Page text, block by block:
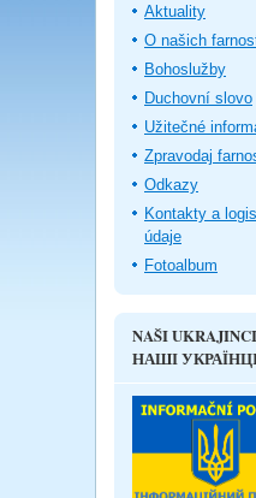
Aktuality
O našich
Bohoslužby
Duchovní slovo
Užitečné
Zpravodaj
Odkazy
Kontakty a
údaje
Fotoalbum
NAŠI
НАШІ